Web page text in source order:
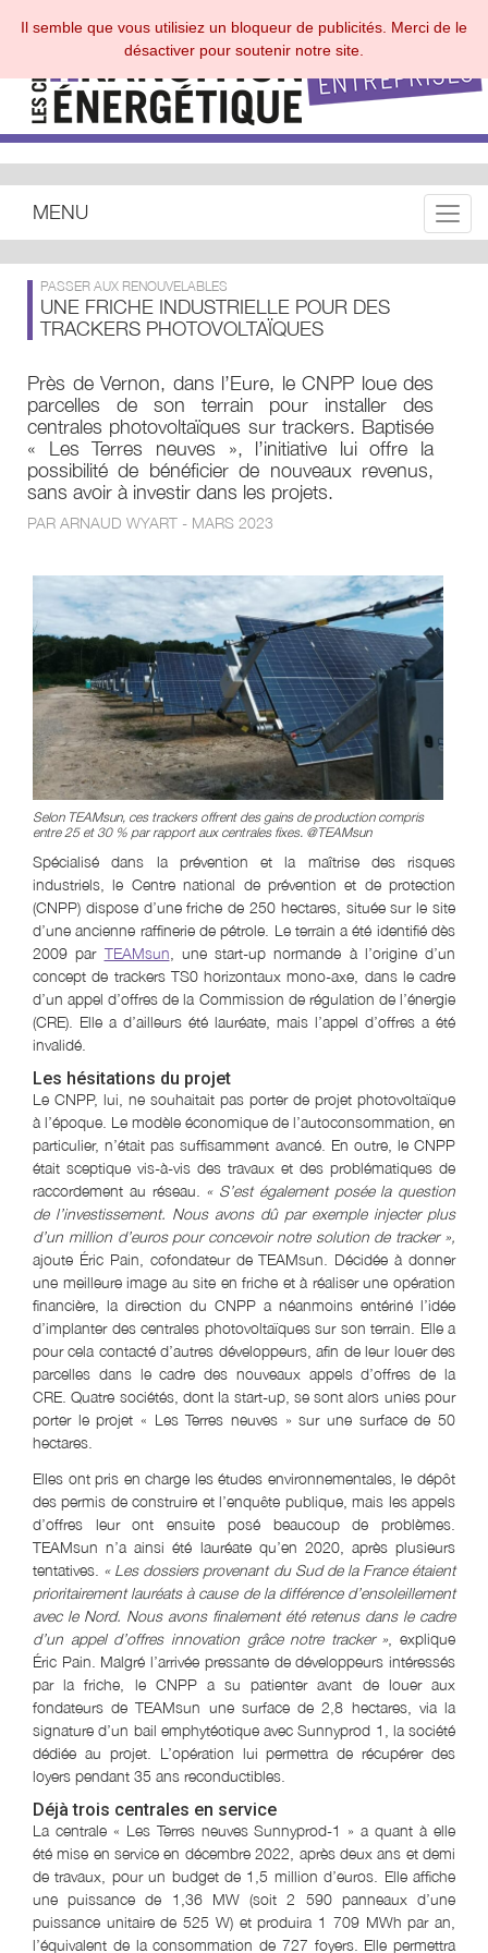
MENU
PASSER AUX RENOUVELABLES
UNE FRICHE INDUSTRIELLE POUR DES
TRACKERS PHOTOVOLTAÏQUES
Près de Vernon, dans l’Eure, le CNPP loue des
parcelles de son terrain pour installer des
centrales photovoltaïques sur trackers. Baptisée
« Les Terres neuves », l’initiative lui offre la
possibilité de bénéficier de nouveaux revenus,
sans avoir à investir dans les projets.
PAR ARNAUD WYART - MARS 2023
Selon TEAMsun, ces trackers offrent des gains de production compris
entre 25 et 30 % par rapport aux centrales fixes. @TEAMsun
Spécialisé dans la prévention et la maîtrise des risques
industriels, le Centre national de prévention et de protection
(CNPP) dispose d’une friche de 250 hectares, située sur le site
d’une ancienne raffinerie de pétrole. Le terrain a été identifié dès
2009 par TEAMsun , une start-up normande à l’origine d’un
concept de trackers TS0 horizontaux mono-axe, dans le cadre
d’un appel d’offres de la Commission de régulation de l’énergie
(CRE). Elle a d’ailleurs été lauréate, mais l’appel d’offres a été
invalidé.
Les hésitations du projet
Le CNPP, lui, ne souhaitait pas porter de projet photovoltaïque
à l’époque. Le modèle économique de l’autoconsommation, en
particulier, n’était pas suffisamment avancé. En outre, le CNPP
était sceptique vis-à-vis des travaux et des problématiques de
raccordement au réseau. « S’est également posée la question
de l’investissement. Nous avons dû par exemple injecter plus
d’un million d’euros pour concevoir notre solution de tracker »,
ajoute Éric Pain, cofondateur de TEAMsun. Décidée à donner
une meilleure image au site en friche et à réaliser une opération
financière, la direction du CNPP a néanmoins entériné l’idée
d’implanter des centrales photovoltaïques sur son terrain. Elle a
pour cela contacté d’autres développeurs, afin de leur louer des
parcelles dans le cadre des nouveaux appels d’offres de la
CRE. Quatre sociétés, dont la start-up, se sont alors unies pour
porter le projet « Les Terres neuves » sur une surface de 50
hectares.
Elles ont pris en charge les études environnementales, le dépôt
des permis de construire et l’enquête publique, mais les appels
d’offres leur ont ensuite posé beaucoup de problèmes.
TEAMsun n’a ainsi été lauréate qu’en 2020, après plusieurs
tentatives. « Les dossiers provenant du Sud de la France étaient
prioritairement lauréats à cause de la différence d’ensoleillement
avec le Nord. Nous avons finalement été retenus dans le cadre
d’un appel d’offres innovation grâce notre tracker » , explique
Éric Pain. Malgré l’arrivée pressante de développeurs intéressés
par la friche, le CNPP a su patienter avant de louer aux
fondateurs de TEAMsun une surface de 2,8 hectares, via la
signature d’un bail emphytéotique avec Sunnyprod 1, la société
dédiée au projet. L’opération lui permettra de récupérer des
loyers pendant 35 ans reconductibles.
Déjà trois centrales en service
La centrale « Les Terres neuves Sunnyprod-1 » a quant à elle
été mise en service en décembre 2022, après deux ans et demi
de travaux, pour un budget de 1,5 million d’euros. Elle affiche
une puissance de 1,36 MW (soit 2 590 panneaux d’une
puissance unitaire de 525 W) et produira 1 709 MWh par an,
l’équivalent de la consommation de 727 foyers. Elle permettra
Il semble que vous utilisiez un bloqueur de publicités. Merci de le
désactiver pour soutenir notre site.